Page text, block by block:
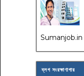
Sumanjob.in
ব্লগ সংরক্ষাণাগার